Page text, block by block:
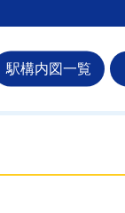
駅構内図一覧